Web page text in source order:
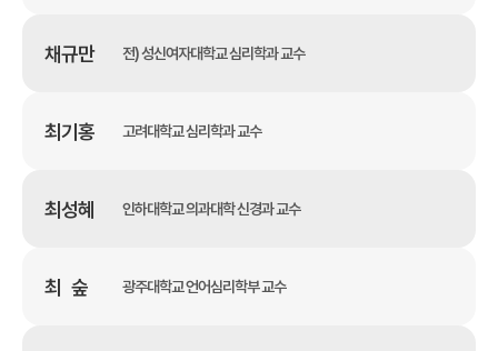
채규만 전) 성신여자대학교 심리학과 교수
최기홍 고려대학교 심리학과 교수
최성혜 인하대학교 의과대학 신경과 교수
최 숲 광주대학교 언어심리학부 교수